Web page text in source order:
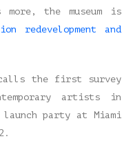
more, the museum is
redevelopment and
calls the first survey
artists in
party at Miami